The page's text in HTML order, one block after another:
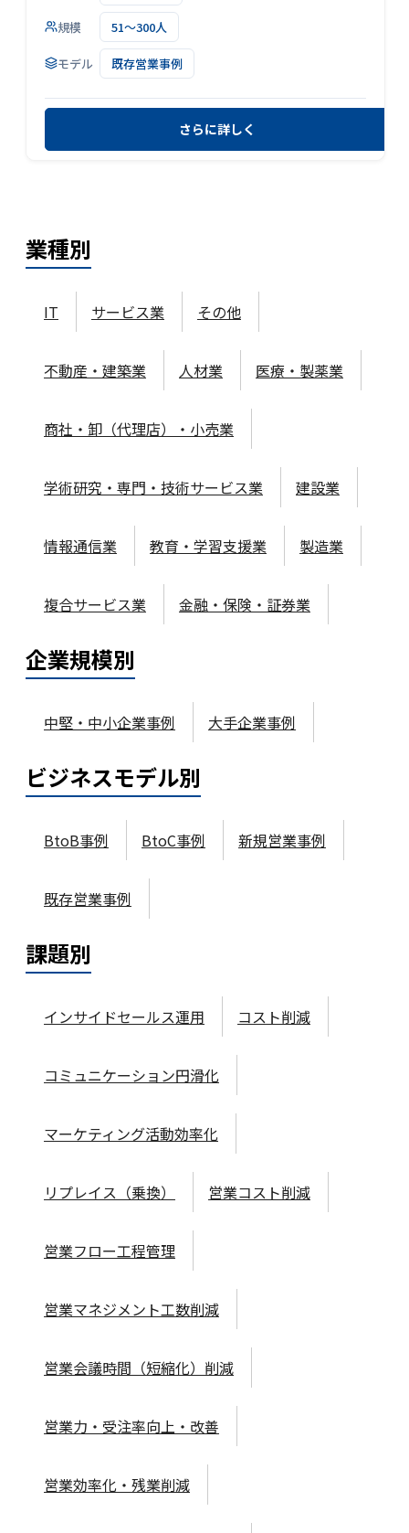
規模 51～300人
モデル 既存営業事例
さらに詳しく
業種別
IT サービス業 その他
不動産・建築業 人材業 医療・製薬業
商社・卸（代理店）・小売業
学術研究・専門・技術サービス業 建設業
情報通信業 教育・学習支援業 製造業
複合サービス業 金融・保険・証券業
企業規模別
中堅・中小企業事例 大手企業事例
ビジネスモデル別
BtoB事例 BtoC事例 新規営業事例
既存営業事例
課題別
インサイドセールス運用 コスト削減
コミュニケーション円滑化
マーケティング活動効率化
リプレイス（乗換） 営業コスト削減
営業フロー工程管理
営業マネジメント工数削減
営業会議時間（短縮化）削減
営業力・受注率向上・改善
営業効率化・残業削減